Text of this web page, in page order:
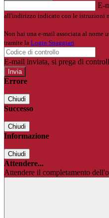
E-
all'indirizzo indicato con le istruzioni
Non hai una e-mail associata al nome
tramite la Login Spaggiari
E-mail inviata, si prega di
Errore
Chiudi
Successo
Chiudi
Informazione
Chiudi
Attendere...
Attendere il completamento